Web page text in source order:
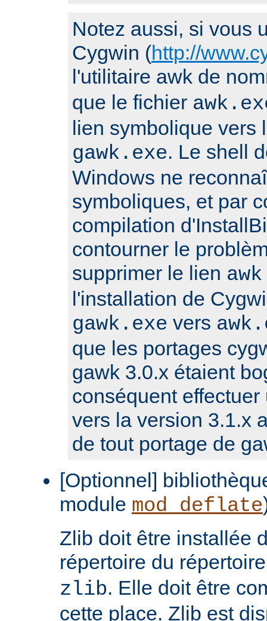
Notez aussi, si vous
Cygwin (http://
l'utilitaire awk de
que le fichier
lien symbolique vers
gawk.exe. Le shell
Windows ne
symboliques, et par
compilation
contourner le
supprimer le lien
l'installation de
gawk.exe vers
que les portages
gawk 3.0.x étaient
conséquent
vers la version 3.1.x
de tout portage de
[Optionnel]
module mod_deflate
Zlib doit être installée
répertoire du
zlib. Elle doit être
cette place. Zlib est